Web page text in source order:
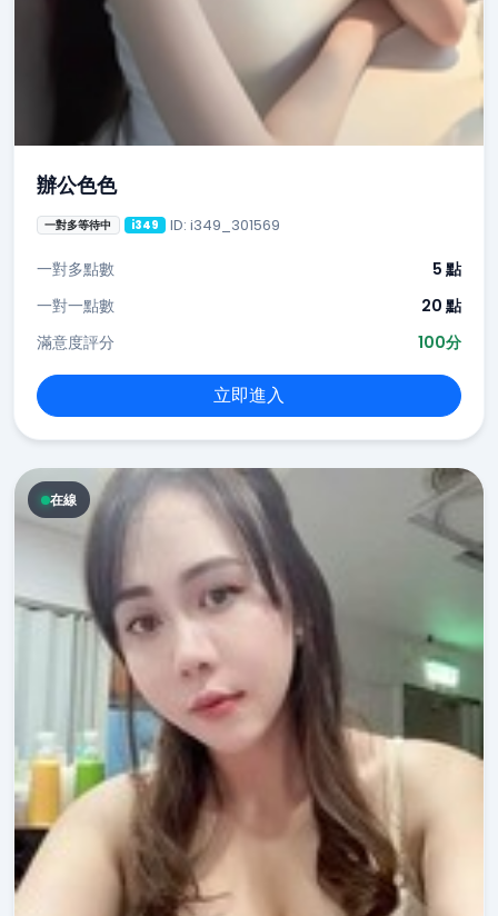
辦公色色
一對多等待中 i349 ID: i349_301569
一對多點數
5 點
一對一點數
20 點
滿意度評分
100分
立即進入
在線